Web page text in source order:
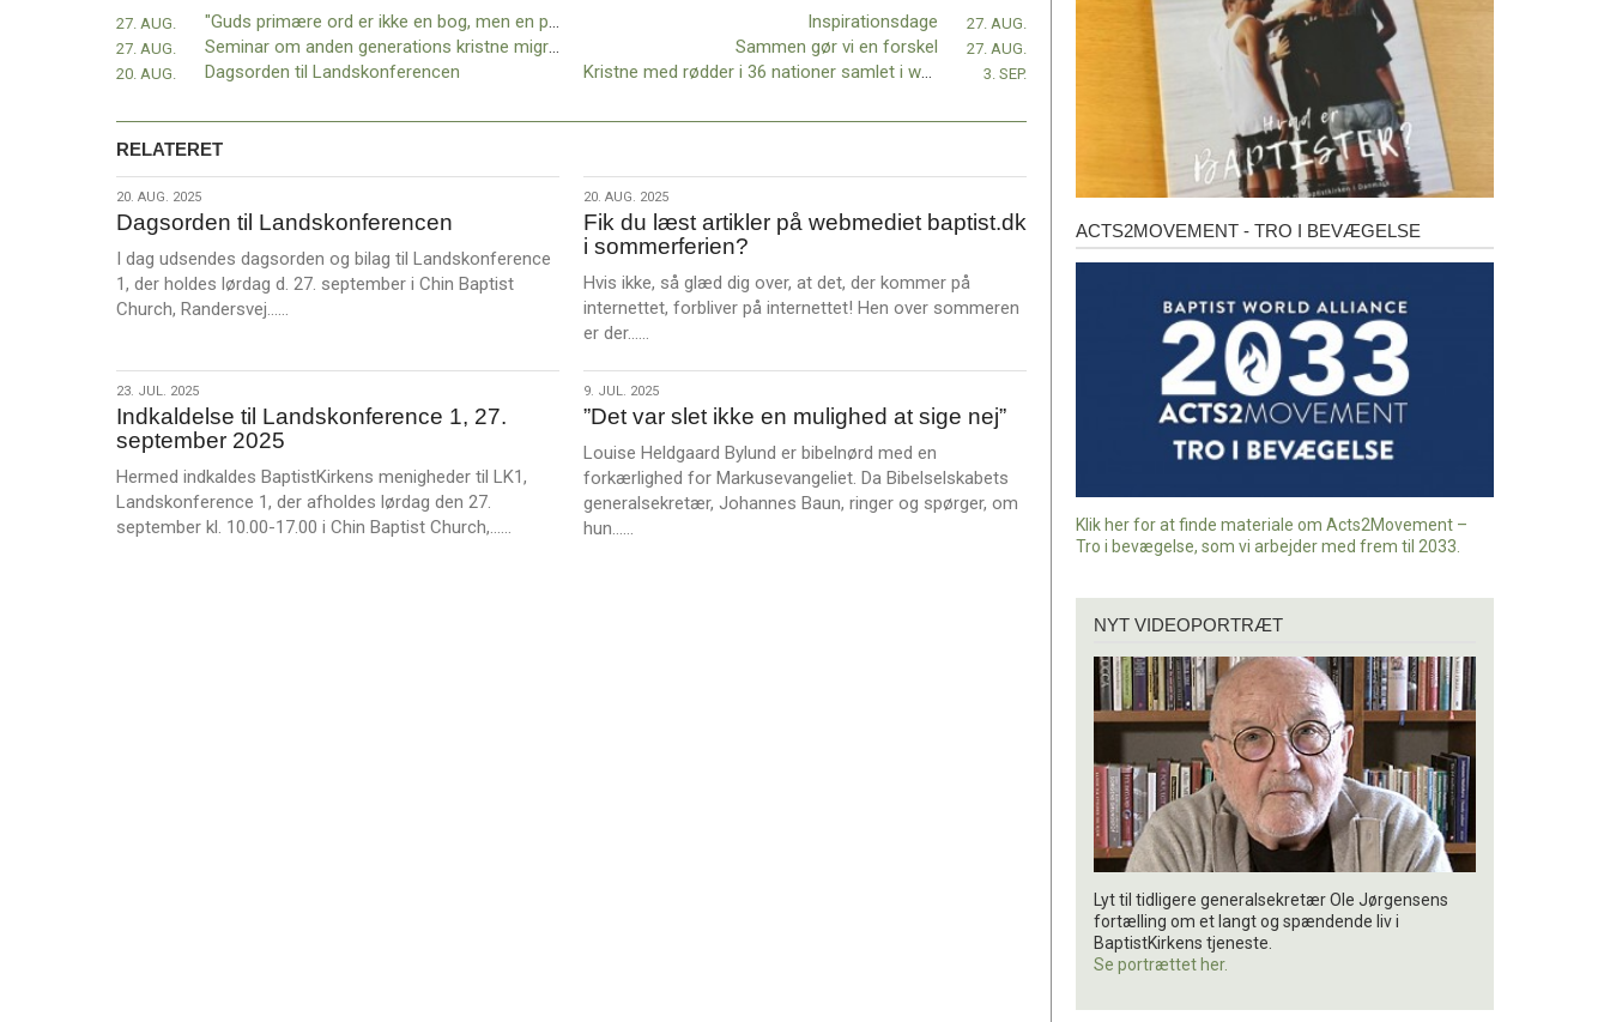
InspirationsdageForrige
27. AUG. "Guds primære ord er ikke en bog, men en person"
27. AUG. Seminar om anden generations kristne migranter
20. AUG. Dagsorden til Landskonferencen
Inspirationsdage 27. AUG.
Sammen gør vi en forskel 27. AUG.
Kristne med rødder i 36 nationer samlet i weekenden 3. SEP.
RELATERET
20.
aug.
2025
20. AUG. 2025
Dagsorden til Landskonferencen
I dag udsendes dagsorden og bilag til Landskonference
1, der holdes lørdag d. 27. september i Chin Baptist
Church, Randersvej……
e
20.
aug.
2025
20. AUG. 2025
Fik du læst artikler på webmediet baptist.dk
i sommerferien?
Hvis ikke, så glæd dig over, at det, der kommer på
internettet, forbliver på internettet! Hen over sommeren
er der……
s
m
r
e
23.
jul.
2025
23. JUL. 2025
Indkaldelse til Landskonference 1, 27.
september 2025
Hermed indkaldes BaptistKirkens menigheder til LK1,
Landskonference 1, der afholdes lørdag den 27.
september kl. 10.00-17.00 i Chin Baptist Church,……
9.
jul.
2025
9. JUL. 2025
”Det var slet ikke en mulighed at sige nej”
Louise Heldgaard Bylund er bibelnørd med en
forkærlighed for Markusevangeliet. Da Bibelselskabets
generalsekretær, Johannes Baun, ringer og spørger, om
hun……
Acts2Movement
ACTS2MOVEMENT - TRO I BEVÆGELSE
Klik her for at finde materiale om Acts2Movement –
Tro i bevægelse, som vi arbejder med frem til 2033.
videoportræt
NYT VIDEOPORTRÆT
Lyt til tidligere generalsekretær Ole Jørgensens
fortælling om et langt og spændende liv i
BaptistKirkens tjeneste.
Se portrættet her.